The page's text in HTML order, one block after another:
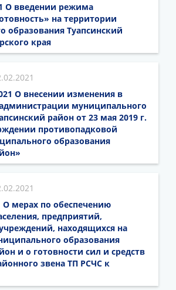
О введении режима
на территории
образования Туапсинский
края
О внесении изменения в
муниципального
район от 23 мая 2019 г.
противопадковой
образования
О мерах по обеспечению
предприятий,
находящихся на
образования
и о готовности сил и средств
звена ТП РСЧС к